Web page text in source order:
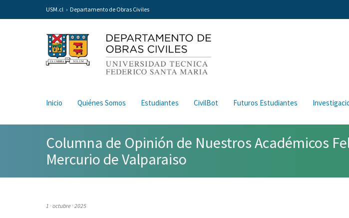
USM.cl Departamento de Obras Civiles
Inicio Quiénes Somos Estudiantes CivilBot Futuros Estudiantes
Columna de Opinión de Nuestros Académicos
Mercurio de Valparaiso
1 · octubre · 2025